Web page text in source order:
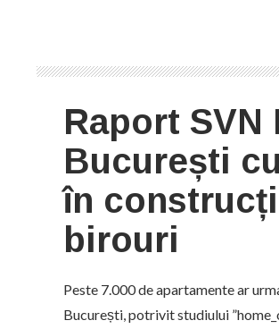
Raport
București
în
birouri
Peste 7.000 de apartamente ar
București, potrivit studiului